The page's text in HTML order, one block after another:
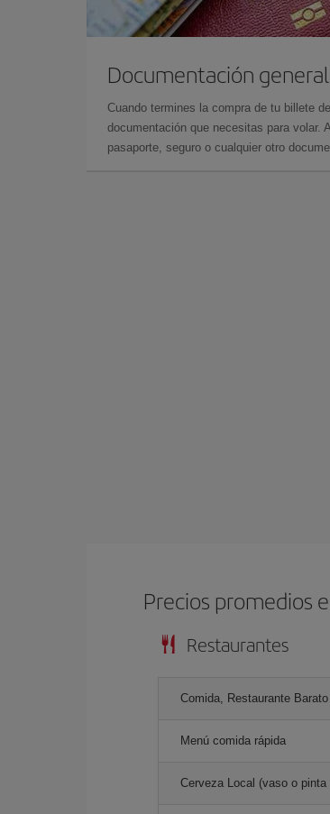
Documentación general
Cuando termines la compra de tu billete
documentación que necesitas para volar.
pasaporte, seguro o cualquier otro
Precios promedios
Restaurantes
Comida, Restaurante Barato
Menú comida rápida
Cerveza Local (vaso o